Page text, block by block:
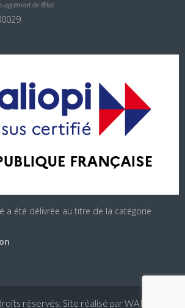
agrément de l’Etat
a été délivrée au titre de la catégorie
réservés. Site réalisé par WAPEO